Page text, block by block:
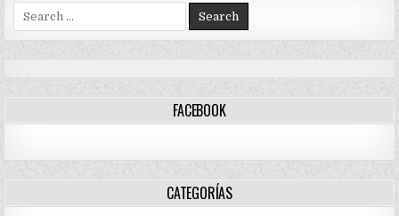
for:
FACEBOOK
CATEGORÍAS